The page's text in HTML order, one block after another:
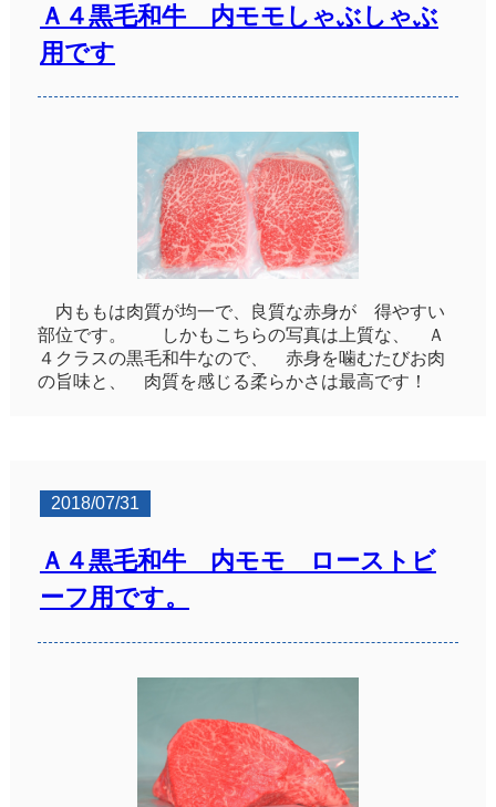
Ａ４黒毛和牛 内モモしゃぶしゃぶ
用です
内ももは肉質が均一で、良質な赤身が 得やすい
部位です。 しかもこちらの写真は上質な、 Ａ
４クラスの黒毛和牛なので、 赤身を噛むたびお肉
の旨味と、 肉質を感じる柔らかさは最高です！
2018/07/31
Ａ４黒毛和牛 内モモ ローストビ
ーフ用です。